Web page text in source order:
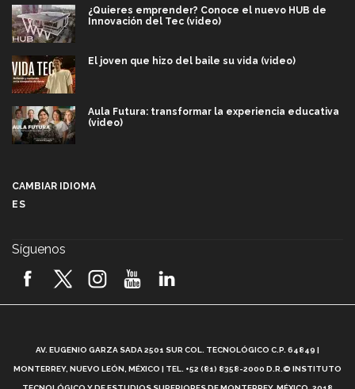
¿Quieres emprender? Conoce el nuevo HUB de
Innovación del Tec (video)
El joven que hizo del baile su vida (video)
Aula Futura: transformar la experiencia educativa
(video)
2026! (video)
¿Cómo es el Modelo Educativo Tec? (video)
CAMBIAR IDIOMA
ES
Síguenos
AV. EUGENIO GARZA SADA 2501 SUR COL. TECNOLÓGICO C.P. 64849 |
MONTERREY, NUEVO LEÓN, MÉXICO | TEL. +52 (81) 8358-2000 D.R.© INSTITUTO